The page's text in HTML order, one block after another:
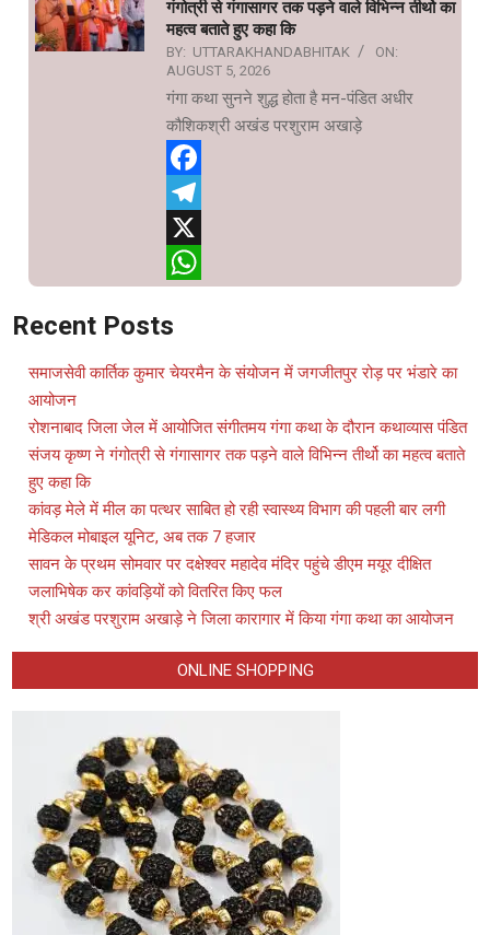
गंगोत्री से गंगासागर तक पड़ने वाले विभिन्न तीर्थो का
महत्व बताते हुए कहा कि
BY: UTTARAKHANDABHITAK
ON:
AUGUST 5, 2026
गंगा कथा सुनने शुद्ध होता है मन-पंडित अधीर
कौशिकश्री अखंड परशुराम अखाड़े
Facebook
Telegram
X
Recent Posts
समाजसेवी कार्तिक कुमार चेयरमैन के संयोजन में जगजीतपुर रोड़ पर भंडारे का
आयोजन
रोशनाबाद जिला जेल में आयोजित संगीतमय गंगा कथा के दौरान कथाव्यास पंडित
संजय कृष्ण ने गंगोत्री से गंगासागर तक पड़ने वाले विभिन्न तीर्थो का महत्व बताते
हुए कहा कि
कांवड़ मेले में मील का पत्थर साबित हो रही स्वास्थ्य विभाग की पहली बार लगी
मेडिकल मोबाइल यूनिट, अब तक 7 हजार
सावन के प्रथम सोमवार पर दक्षेश्वर महादेव मंदिर पहुंचे डीएम मयूर दीक्षित
जलाभिषेक कर कांवड़ियों को वितरित किए फल
श्री अखंड परशुराम अखाड़े ने जिला कारागार में किया गंगा कथा का आयोजन
ONLINE SHOPPING